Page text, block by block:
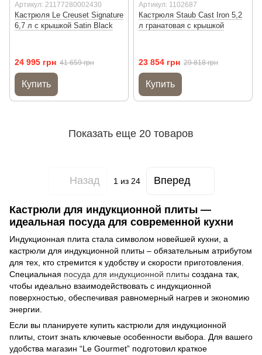
Артикул: 21177280002430
Кастрюля Le Creuset Signature
6,7 л с крышкой Satin Black
24 995 грн 41 659 грн
Купить
Артикул: 1102687
Кастрюля Staub Cast Iron 5,2
л гранатовая с крышкой
23 854 грн 29 818 грн
Купить
Показать еще 20 товаров
Назад 1 из 24 Вперед
Кастрюли для индукционной плиты —
идеальная посуда для современной кухни
Индукционная плита стала символом новейшей кухни, а
кастрюли для индукционной плиты – обязательным атрибутом
для тех, кто стремится к удобству и скорости приготовления.
Специальная посуда для индукционной плиты создана так,
чтобы идеально взаимодействовать с индукционной
поверхностью, обеспечивая равномерный нагрев и экономию
энергии.
Если вы планируете купить кастрюли для индукционной
плиты, стоит знать ключевые особенности выбора. Для вашего
удобства магазин “Le Gourmet” подготовил краткое